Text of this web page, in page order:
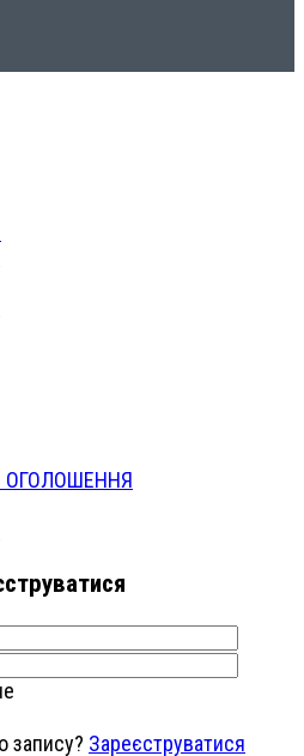
ОГОЛОШЕННЯ
запису? Зареєструватися